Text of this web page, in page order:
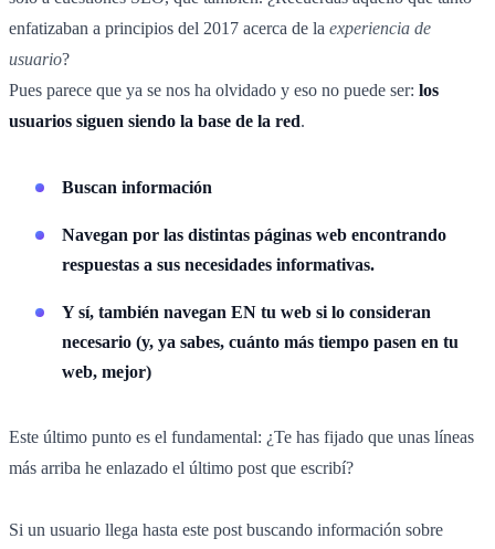
enfatizaban a principios del 2017 acerca de la experiencia de
usuario?
Pues parece que ya se nos ha olvidado y eso no puede ser: los
usuarios siguen siendo la base de la red.
Buscan información
Navegan por las distintas páginas web encontrando
respuestas a sus necesidades informativas.
Y sí, también navegan EN tu web si lo consideran
necesario (y, ya sabes, cuánto más tiempo pasen en tu
web, mejor)
Este último punto es el fundamental: ¿Te has fijado que unas líneas
más arriba he enlazado el último post que escribí?
Si un usuario llega hasta este post buscando información sobre